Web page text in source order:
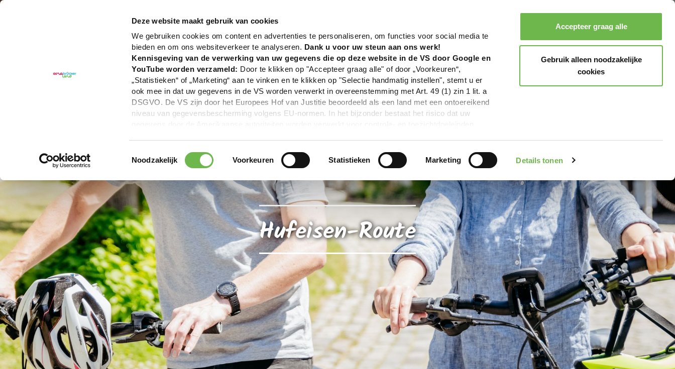
Deze website maakt gebruik van cookies
We gebruiken cookies om content en advertenties te personaliseren, om functies voor social media te
bieden en om ons websiteverkeer te analyseren. Dank u voor uw steun aan ons werk!
Kennisgeving van de verwerking van uw gegevens die op deze website in de VS door Google en
YouTube worden verzameld: Door te klikken op "Accepteer graag alle" of door „Voorkeuren“,
„Statistieken“ of „Marketing“ aan te vinken en te klikken op "Selectie handmatig instellen", stemt u er
ook mee in dat uw gegevens in de VS worden verwerkt in overeenstemming met Art. 49 (1) zin 1 lit. a
DSGVO. De VS zijn door het Europees Hof van Justitie beoordeeld als een land met een ontoereikend
niveau van gegevensbescherming volgens EU-normen. In het bijzonder bestaat het risico dat uw
overdracht niet plaatsvinden. Voor meer informatie, zie onze privacyverklaring.
We geven u hier graag meer gedetailleerde informatie:
|Impressum
Toestemmingsselectie
Noodzakelijk Voorkeuren Statistieken Marketing Details tonen
Accepteer graag alle
Gebruik alleen noodzakelijke
cookies
Boeken Menu
Hufeisen-Route